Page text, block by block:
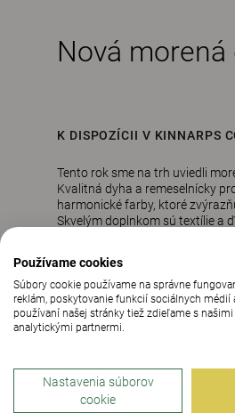
Nová morená
K DISPOZÍCII V KINNARPS
Tento rok sme na trh uviedli
Kvalitná dyha a remeselnícky
harmonické farby, ktoré
Skvelým doplnkom sú textílie a
alebo jednoducho vytvoríte
Prečítajte si viac
Používame cookies
Súbory cookie používame na správne
reklám, poskytovanie funkcií sociálnych
používaní našej stránky tiež zdieľame s
analytickými partnermi.
Nastavenia súborov
cookie